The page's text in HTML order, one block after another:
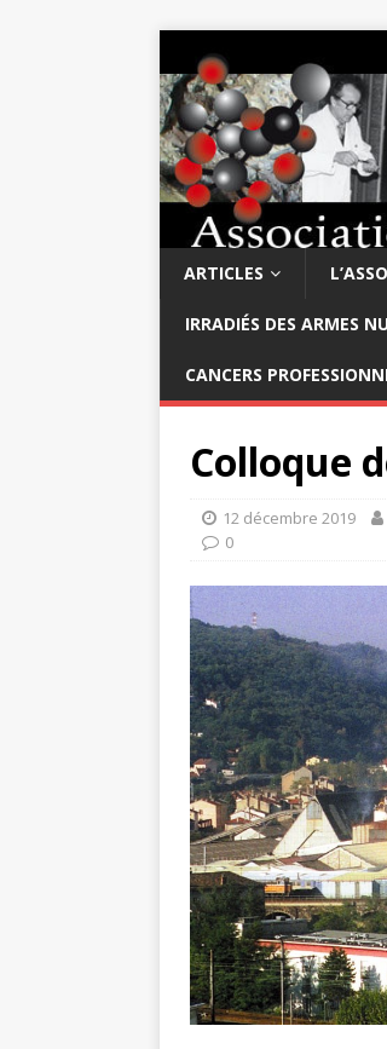
ARTICLES
IRRADIÉS DES ARMES
CANCERS
Colloque
12 décembre 2019
0